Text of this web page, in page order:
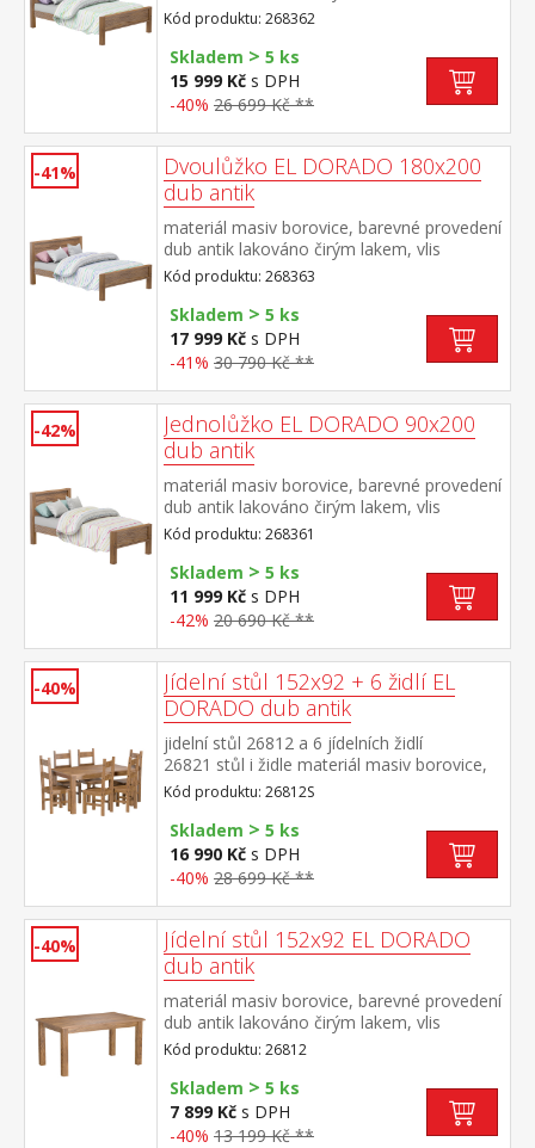
dřevěné struktury cena bez roštu a
matrace doporučený rozměr matrace 140 ×
200 cm a rošt R3 součást sestavy EL
DORADO
Kód produktu: 268362
Skladem > 5 ks
15 999 Kč s DPH
-40% 26 699 Kč **
-41%
Dvoulůžko EL DORADO 180x200
dub antik
materiál masiv borovice, barevné provedení
dub antik lakováno čirým lakem, vlis
dřevěné struktury cena bez roštu a
matrace doporučený rozměr matrace 180 ×
200 cm nebo 2 kusy 90 × 200 cm a rošt R4
nebo 2 kusy R1 součást sestavy EL
DORADO
Kód produktu: 268363
Skladem > 5 ks
17 999 Kč s DPH
-41% 30 790 Kč **
-42%
Jednolůžko EL DORADO 90x200
dub antik
materiál masiv borovice, barevné provedení
dub antik lakováno čirým lakem, vlis
dřevěné struktury cena bez roštu a
matrace doporučený rozměr matrace 90 ×
200 cm a rošt R1 součást sestavy EL
DORADO
Kód produktu: 268361
Skladem > 5 ks
11 999 Kč s DPH
-42% 20 690 Kč **
-40%
Jídelní stůl 152x92 + 6 židlí EL
DORADO dub antik
jidelní stůl 26812 a 6 jídelních židlí
26821 stůl i židle materiál masiv borovice,
barevné provedení dub antik lakováno čirým
lakem, vlis dřevěné struktury rozměr stolu
(š/h/v) 152 × 92 × 76 cm rozměr židle
(š/h/v) 43 × 49 × 107 cm součást sestavy EL
DORADO
Kód produktu: 26812S
Skladem > 5 ks
16 990 Kč s DPH
-40% 28 699 Kč **
-40%
Jídelní stůl 152x92 EL DORADO
dub antik
materiál masiv borovice, barevné provedení
dub antik lakováno čirým lakem, vlis
dřevěné struktury součást sestavy EL
DORADO
Kód produktu: 26812
Skladem > 5 ks
7 899 Kč s DPH
-40% 13 199 Kč **